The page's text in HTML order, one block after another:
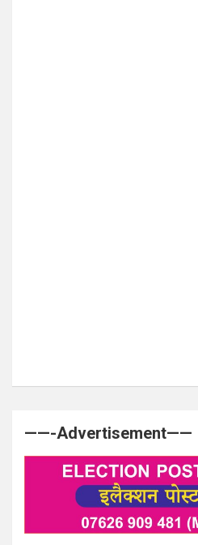
——-Advertisement——